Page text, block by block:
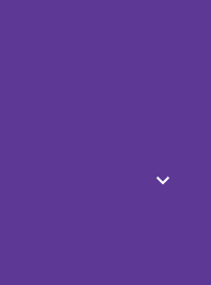
keyboard_arrow_down